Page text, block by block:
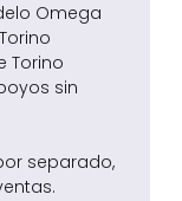
Omega
Torino
sin
separado,